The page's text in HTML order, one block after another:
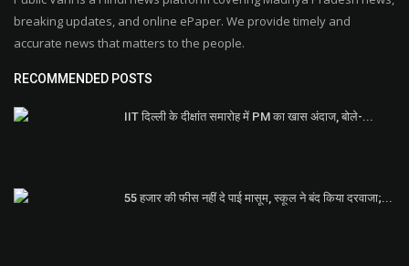
breaking updates, and online ePaper. We provide timely and
accurate news that matters to the people.
RECOMMENDED POSTS
IIT दिल्ली के दीक्षांत समारोह में PM का खास अंदाज, बोले-...
55 हजार की फीस नहीं दे पाई मासूम, स्कूल ने बंद किया दरवाजा;...